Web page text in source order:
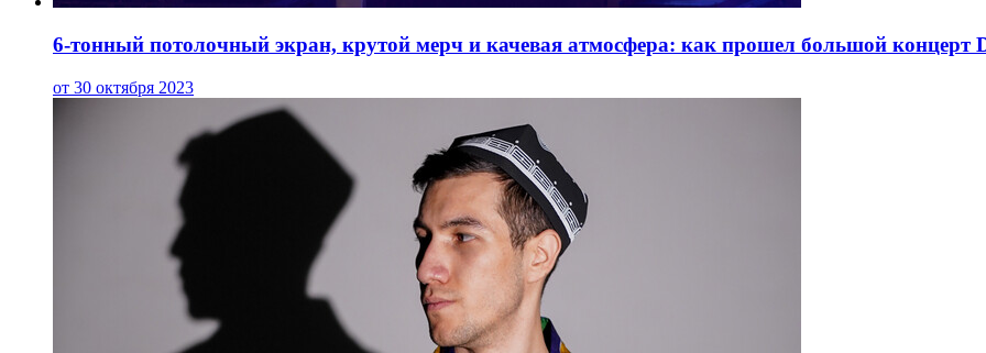
6-тонный потолочный экран, крутой мерч и качевая атмосфера: как прошел большой концерт
от 30 октября 2023